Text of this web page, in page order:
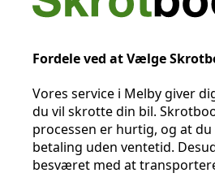
Fordele ved at Vælge
Vores service i Melby giver
du vil skrotte din bil.
processen er hurtig, og at
betaling uden ventetid.
besværet med at